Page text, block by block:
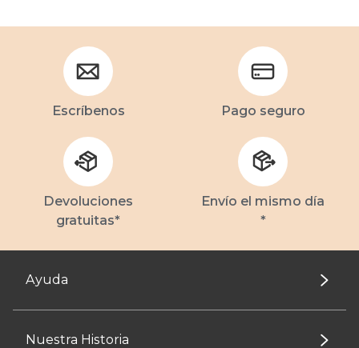
Escríbenos Pago seguro
Devoluciones
gratuitas*
Envío el mismo día
*
Ayuda
Nuestra Historia